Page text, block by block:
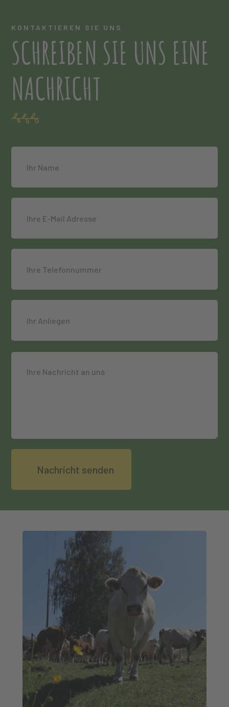
KONTAKTIEREN SIE UNS
SCHREIBEN SIE UNS EINE
NACHRICHT
leave